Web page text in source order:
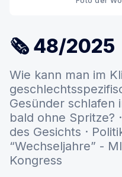
🗞 48/2025
Wie kann man im
Gesünder schlafen
bald ohne Spritze?
des Gesichts ·
“Wechseljahre” -
Kongress